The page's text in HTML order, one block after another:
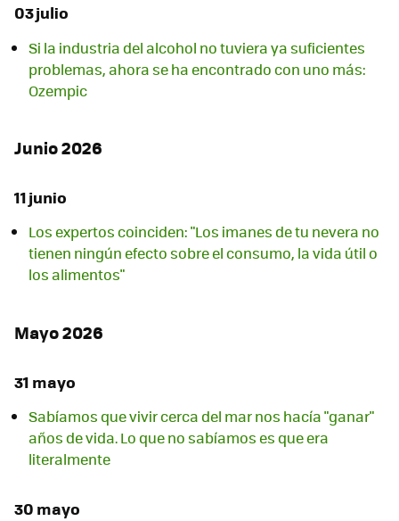
03 julio
Si la industria del alcohol no tuviera ya suficientes
problemas, ahora se ha encontrado con uno más:
Ozempic
Junio 2026
11 junio
Los expertos coinciden: "Los imanes de tu nevera no
tienen ningún efecto sobre el consumo, la vida útil o
los alimentos"
Mayo 2026
31 mayo
Sabíamos que vivir cerca del mar nos hacía "ganar"
años de vida. Lo que no sabíamos es que era
literalmente
30 mayo